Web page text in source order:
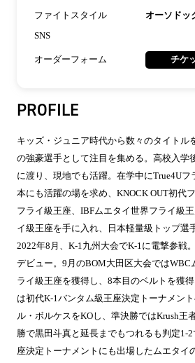
ファイトスタイル オーソドッ
SNS
オーダーフォーム チケ
PROFILE
キッズ・ジュニア時代から数々のタイトル
の強豪選手として注目を集める。高校入学
に渡り、現地でも活躍。在学中にTrue4Uフ
本にも活躍の場を求め、KNOCK OUT初代
フライ級王座、IBFムエタイ世界フライ級
イ級王座を手に入れ、日本軽量級トップ選
2022年8月、K-1九州大会でK-1に電撃参戦
デビュー。9月のBOM大田区大会ではWBC
ライ級王座を獲得し、8本目のベルトを獲
は初代K-1バンタム級王座決定トーナメン
ル・ボルケスをKOし、準決勝ではKrush王
勝で黒田斗真と延長までもつれるも判定1-
座決定トーナメントにも出場したムエタイ